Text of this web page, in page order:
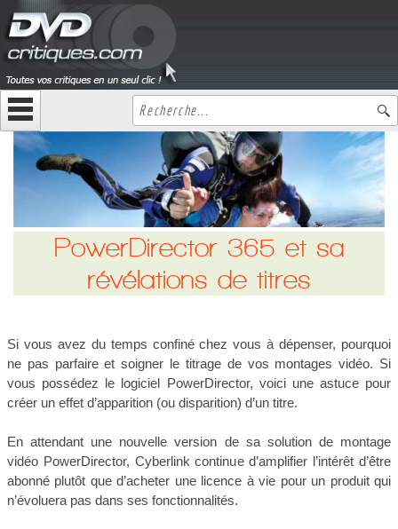
PowerDirector 365 et sa
révélations de titres
Si vous avez du temps confiné chez vous à dépenser, pourquoi
ne pas parfaire et soigner le titrage de vos montages vidéo. Si
vous possédez le logiciel PowerDirector, voici une astuce pour
créer un effet d’apparition (ou disparition) d’un titre.
En attendant une nouvelle version de sa solution de montage
vidéo PowerDirector, Cyberlink continue d’amplifier l’intérêt d’être
abonné plutôt que d’acheter une licence à vie pour un produit qui
n’évoluera pas dans ses fonctionnalités.